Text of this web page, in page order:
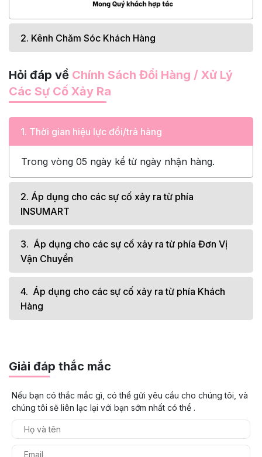
2. Kênh Chăm Sóc Khách Hàng
Hỏi đáp về Chính Sách Đổi Hàng / Xử Lý
Các Sự Cố Xảy Ra
1. Thời gian hiệu lực đổi/trả hàng
Trong vòng 05 ngày kể từ ngày nhận hàng.
2. Áp dụng cho các sự cố xảy ra từ phía
INSUMART
3. Áp dụng cho các sự cố xảy ra từ phía Đơn Vị
Vận Chuyển
4. Áp dụng cho các sự cố xảy ra từ phía Khách
Hàng
Giải đáp thắc mắc
Nếu bạn có thắc mắc gì, có thể gửi yêu cầu cho chúng tôi, và
chúng tôi sẽ liên lạc lại với bạn sớm nhất có thể .